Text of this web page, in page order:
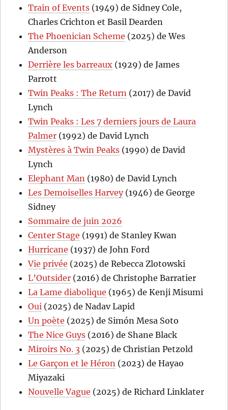
Train of Events (1949) de Sidney Cole,
Charles Crichton et Basil Dearden
The Phoenician Scheme (2025) de Wes
Anderson
Derrière les barreaux (1929) de James
Parrott
Twin Peaks : The Return (2017) de David
Lynch
Twin Peaks : Les 7 derniers jours de Laura
Palmer (1992) de David Lynch
Mystères à Twin Peaks (1990) de David
Lynch
Elephant Man (1980) de David Lynch
Les Demoiselles Harvey(1946) de George
Sidney
Sommaire de juin 2026
Center Stage (1991) de Stanley Kwan
Hurricane (1937) de John Ford
Vie privée (2025) de Rebecca Zlotowski
L’Outsider (2016) de Christophe Barratier
La Lame diabolique (1965) de Kenji Misumi
Oui (2025) de Nadav Lapid
Un poète (2025) de Simón Mesa Soto
The Nice Guys (2016) de Shane Black
Miroirs No. 3 (2025) de Christian Petzold
Le Garçon et le Héron (2023) de Hayao
Miyazaki
Nouvelle Vague (2025) de Richard Linklater